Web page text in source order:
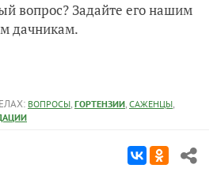
вопрос? Задайте его нашим
дачникам.
ВОПРОСЫ, ГОРТЕНЗИИ, САЖЕНЦЫ,